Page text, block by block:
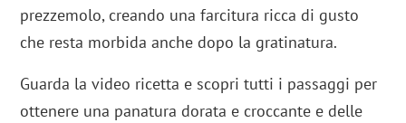
prezzemolo, creando una farcitura ricca di gusto
che resta morbida anche dopo la gratinatura.
Guarda la video ricetta e scopri tutti i passaggi per
ottenere una panatura dorata e croccante e delle